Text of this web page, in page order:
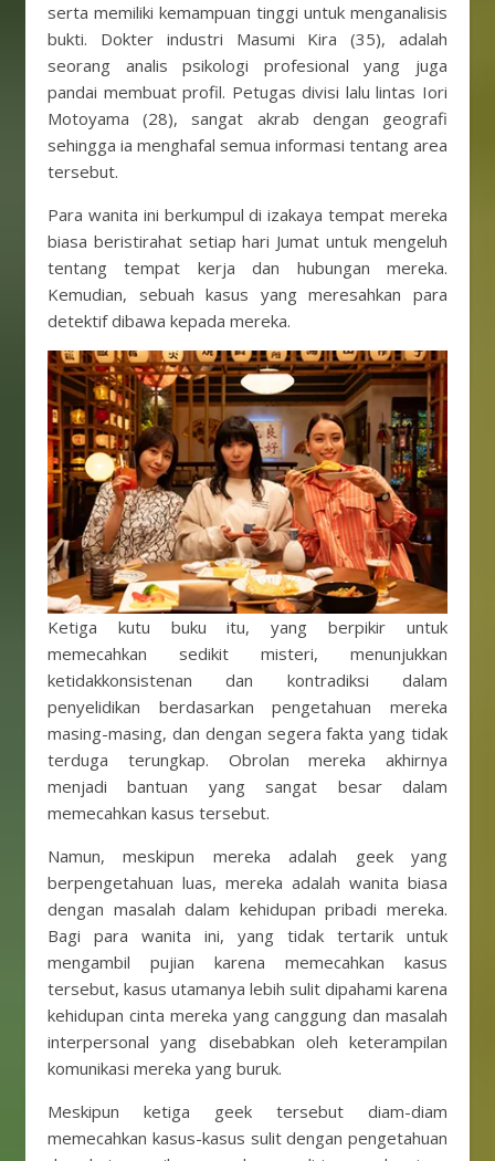
serta memiliki kemampuan tinggi untuk menganalisis
bukti. Dokter industri Masumi Kira (35), adalah
seorang analis psikologi profesional yang juga
pandai membuat profil. Petugas divisi lalu lintas Iori
Motoyama (28), sangat akrab dengan geografi
sehingga ia menghafal semua informasi tentang area
tersebut.
Para wanita ini berkumpul di izakaya tempat mereka
biasa beristirahat setiap hari Jumat untuk mengeluh
tentang tempat kerja dan hubungan mereka.
Kemudian, sebuah kasus yang meresahkan para
detektif dibawa kepada mereka.
Ketiga kutu buku itu, yang berpikir untuk
memecahkan sedikit misteri, menunjukkan
ketidakkonsistenan dan kontradiksi dalam
penyelidikan berdasarkan pengetahuan mereka
masing-masing, dan dengan segera fakta yang tidak
terduga terungkap. Obrolan mereka akhirnya
menjadi bantuan yang sangat besar dalam
memecahkan kasus tersebut.
Namun, meskipun mereka adalah geek yang
berpengetahuan luas, mereka adalah wanita biasa
dengan masalah dalam kehidupan pribadi mereka.
Bagi para wanita ini, yang tidak tertarik untuk
mengambil pujian karena memecahkan kasus
tersebut, kasus utamanya lebih sulit dipahami karena
kehidupan cinta mereka yang canggung dan masalah
interpersonal yang disebabkan oleh keterampilan
komunikasi mereka yang buruk.
Meskipun ketiga geek tersebut diam-diam
memecahkan kasus-kasus sulit dengan pengetahuan